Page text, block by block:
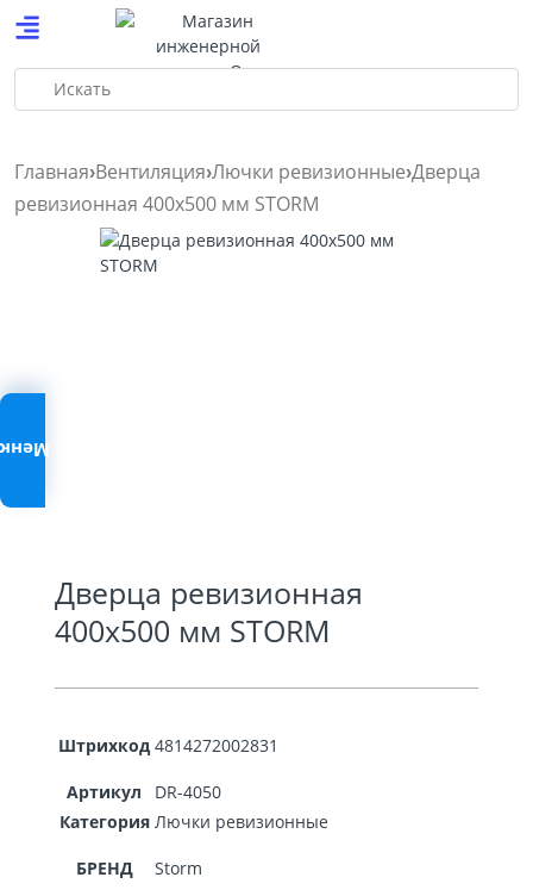
Искать
Главная Вентиляция Лючки ревизионные Дверца
ревизионная 400х500 мм STORM
Дверца ревизионная
400х500 мм STORM
Штрихкод 4814272002831
Артикул
DR-4050
Категория Лючки ревизионные
БРЕНД Storm